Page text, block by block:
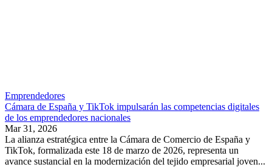
Emprendedores
Cámara de España y TikTok impulsarán las competencias digitales
de los emprendedores nacionales
Mar 31, 2026
La alianza estratégica entre la Cámara de Comercio de España y
TikTok, formalizada este 18 de marzo de 2026, representa un
avance sustancial en la modernización del tejido empresarial joven...